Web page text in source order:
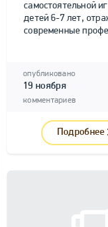
самостоятельной
детей 6-7 лет,
современные
опубликовано
19 ноября
комментариев
Подробнее